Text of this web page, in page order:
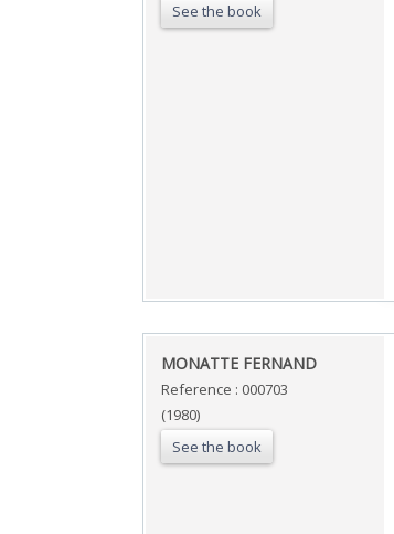
See the book
‎MONATTE FERNAND‎
Reference : 000703
(1980)
See the book